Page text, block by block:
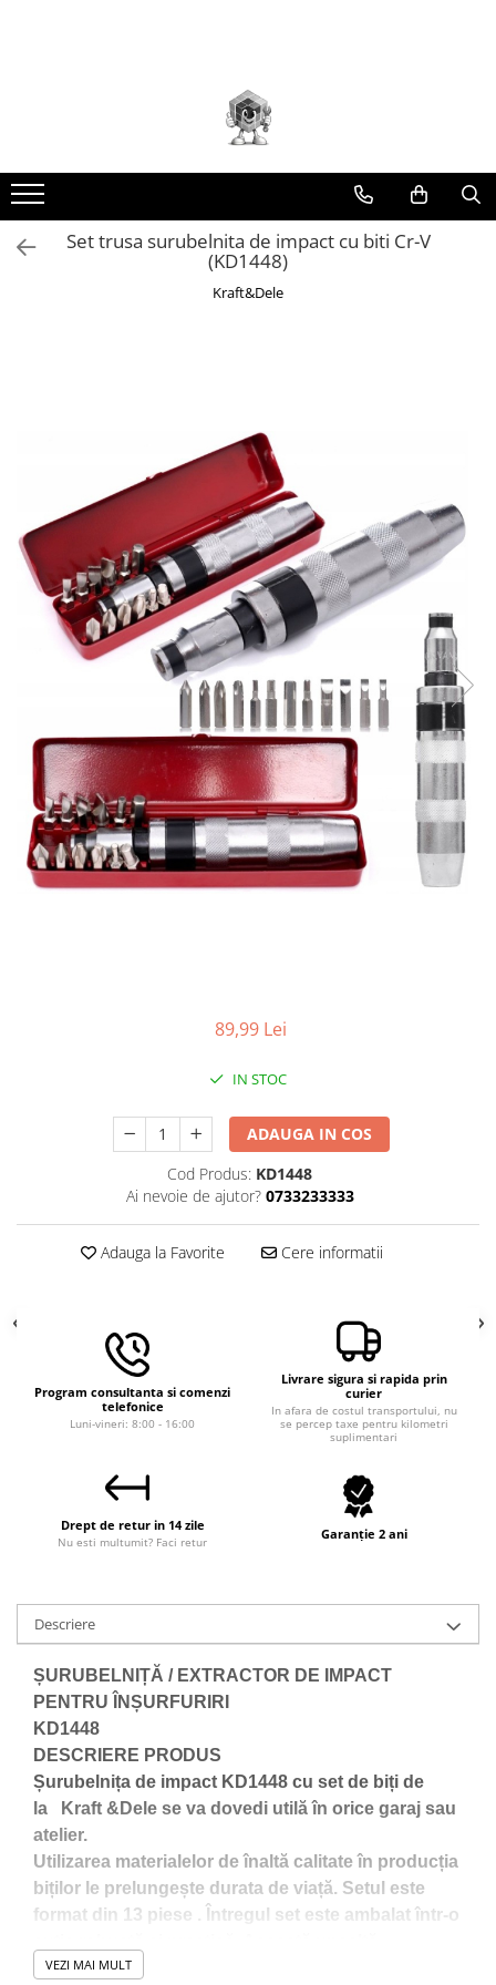
taiere/slefuire/polizare/curatare
Amestecatoare
Aparat frezat / taiat
Aparat gaurit si insurubat
Aparate de masurat
Aparate de rindeluit
Aparate de slefuit
Aparate de tuns
Aparate de vopsit
Aparate pe acumulator / baterie
Baterii incarcatoare
Betoniera
Cantar electronic
Ciocane rotopercutoare
Compresoare
Pistoale termice
Unghiulare/drepte
Prelungitoare curent
Redresoare/robot pornire/starter
auto
Stabilizatoare curent AVR
Sudura / taiere
Accesorii / consumabile sudura
Masca de sudura
Sursa lumina
UPS Sursa curent
Vibrator beton
Scule Atelier Auto
Accesorii / consumabile atelier
auto
Ambreiaj
Aparat masina dejantat echilibrat
vulcanizare
Blocaj distributie
Set trusa surubelnita de impact cu biti Cr-V
(KD1448)
Kraft&Dele
89,99 Lei
IN STOC
ADAUGA IN COS
Cod Produs: KD1448
Ai nevoie de ajutor? 0733233333
Adauga la Favorite Cere informatii
Program consultanta si comenzi
telefonice
Luni-vineri: 8:00 - 16:00
Livrare sigura si rapida prin
curier
In afara de costul transportului, nu
se percep taxe pentru kilometri
suplimentari
Drept de retur in 14 zile
Nu esti multumit? Faci retur
Garanție 2 ani
Descriere
ȘURUBELNIȚĂ / EXTRACTOR DE IMPACT
PENTRU ÎNȘURFURIRI
KD1448
DESCRIERE PRODUS
Șurubelnița de impact KD1448 cu set de biți de
la Kraft &Dele se va dovedi utilă în orice garaj sau
atelier.
Utilizarea materialelor de înaltă calitate în producția
biților le prelungește durata de viață. Setul este
format din 13 piese . Întregul set este ambalat într-o
multifuncțională de la Kraft & Dele este esențială în
VEZI MAI MULT